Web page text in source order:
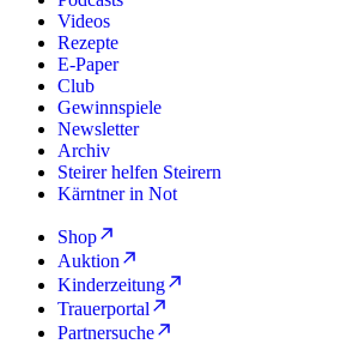
Videos
Rezepte
E-Paper
Club
Gewinnspiele
Newsletter
Archiv
Steirer helfen Steirern
Kärntner in Not
Shop
Auktion
Kinderzeitung
Trauerportal
Partnersuche